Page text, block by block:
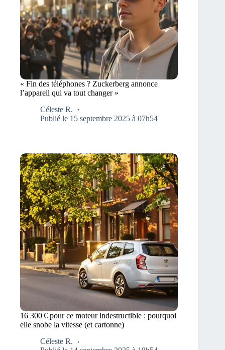
« Fin des téléphones ? Zuckerberg annonce
l’appareil qui va tout changer »
Céleste R.
Publié le 15 septembre 2025 à 07h54
16 300 € pour ce moteur indestructible : pourquoi
elle snobe la vitesse (et cartonne)
Céleste R.